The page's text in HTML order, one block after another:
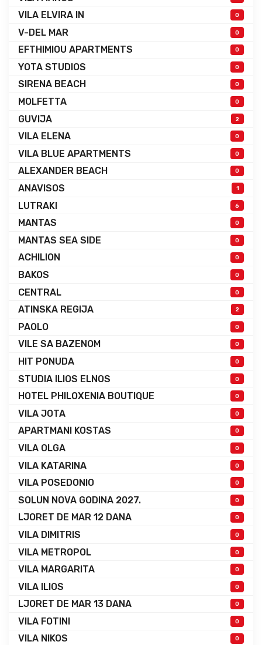
VILA ELVIRA IN 0
V-DEL MAR 0
EFTHIMIOU APARTMENTS 0
YOTA STUDIOS 0
SIRENA BEACH 0
MOLFETTA 0
GUVIJA 2
VILA ELENA 0
VILA BLUE APARTMENTS 0
ALEXANDER BEACH 0
ANAVISOS 1
LUTRAKI 6
MANTAS 0
MANTAS SEA SIDE 0
ACHILION 0
BAKOS 0
CENTRAL 0
ATINSKA REGIJA 2
PAOLO 0
VILE SA BAZENOM 0
HIT PONUDA 0
STUDIA ILIOS ELNOS 0
HOTEL PHILOXENIA BOUTIQUE 0
VILA JOTA 0
APARTMANI KOSTAS 0
VILA OLGA 0
VILA KATARINA 0
VILA POSEDONIO 0
SOLUN NOVA GODINA 2027. 0
LJORET DE MAR 12 DANA 0
VILA DIMITRIS 0
VILA METROPOL 0
VILA MARGARITA 0
VILA ILIOS 0
LJORET DE MAR 13 DANA 0
VILA FOTINI 0
VILA NIKOS 0